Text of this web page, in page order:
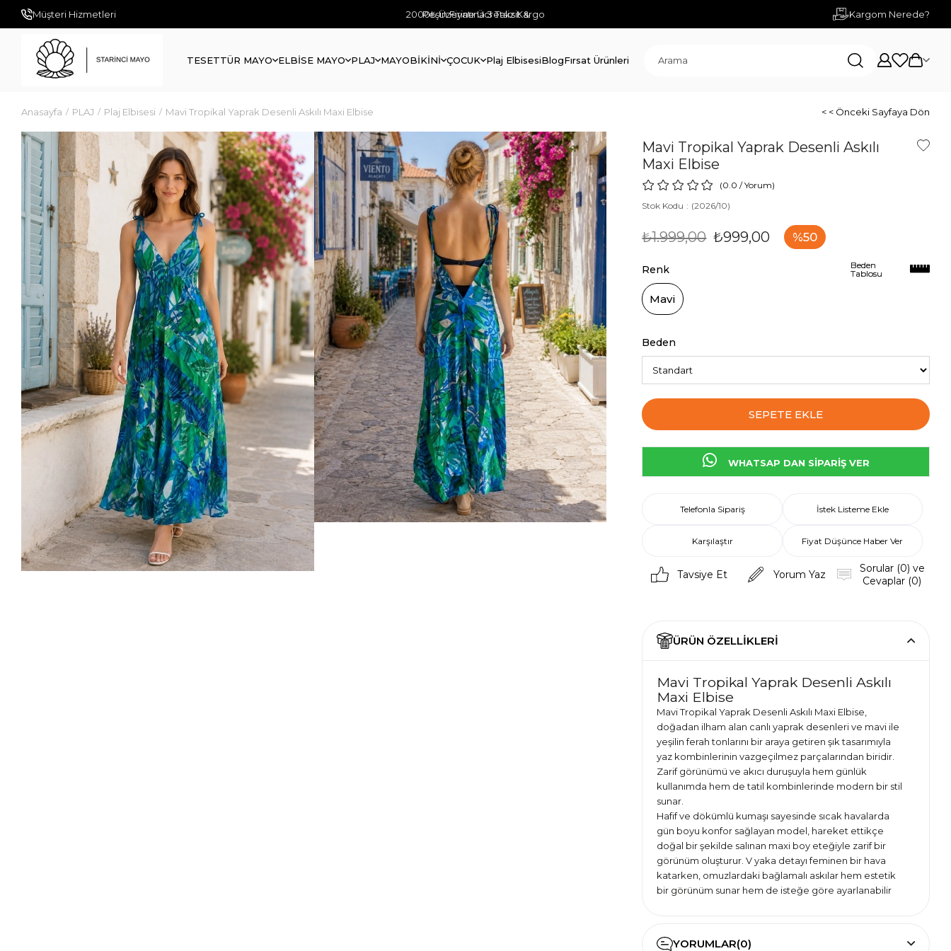
Müşteri Hizmetleri Peşin Fiyatına 3 Taksit &
2000₺ Üzerine Ücretsiz Kargo Kargom Nerede?
TESETTÜR MAYO ELBİSE MAYO PLAJ MAYOBİKİNİ ÇOCUK Plaj ElbisesiBlogFırsat Ürünleri
Anasayfa PLAJ Plaj Elbisesi Mavi Tropikal Yaprak Desenli Askılı Maxi Elbise < < Önceki Sayfaya Dön
Mavi Tropikal Yaprak Desenli Askılı
Maxi Elbise
0.0 /Yorum)
Stok Kodu
(2026/10)
₺1.999,00 ₺999,00 50
Renk
Mavi
Beden
Beden
Tablosu
Beden
Tablosu
WHATSAP DAN SİPARİŞ VER
Telefonla Sipariş İstek Listeme Ekle
Karşılaştır Fiyat Düşünce Haber Ver
Tavsiye Et Yorum Yaz
Sorular (0) ve
Cevaplar (0)
ÜRÜN ÖZELLIKLERI
Mavi Tropikal Yaprak Desenli Askılı
Maxi Elbise
Mavi Tropikal Yaprak Desenli Askılı Maxi Elbise,
doğadan ilham alan canlı yaprak desenleri ve mavi ile
yeşilin ferah tonlarını bir araya getiren şık tasarımıyla
yaz kombinlerinin vazgeçilmez parçalarından biridir.
Zarif görünümü ve akıcı duruşuyla hem günlük
kullanımda hem de tatil kombinlerinde modern bir stil
sunar.
Hafif ve dökümlü kumaşı sayesinde sıcak havalarda
gün boyu konfor sağlayan model, hareket ettikçe
doğal bir şekilde salınan maxi boy eteğiyle zarif bir
görünüm oluşturur. V yaka detayı feminen bir hava
katarken, omuzlardaki bağlamalı askılar hem estetik
bir görünüm sunar hem de isteğe göre ayarlanabilir
tatillerinden şehir kombinlerine kadar birçok farklı
YORUMLAR(0)